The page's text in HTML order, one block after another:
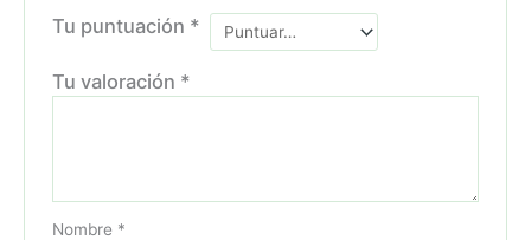
Tu puntuación *
Tu valoración *
Nombre *